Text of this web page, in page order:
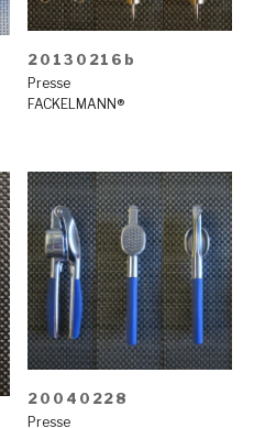
20130216b
Presse
FACKELMANN®
20040228
Presse